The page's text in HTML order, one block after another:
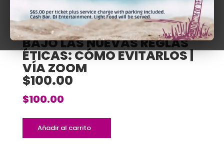
CONFLICTOS DE INTERESES
BAJO LAS NUEVAS REGLAS
ÉTICAS: CÓMO EVITARLOS |
VÍA ZOOM
$100.00
$100.00
Añadir al carrito